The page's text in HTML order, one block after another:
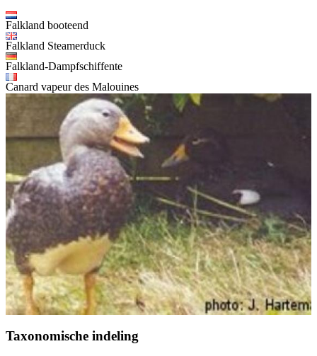
Falkland booteend
Falkland Steamerduck
Falkland-Dampfschiffente
Canard vapeur des Malouines
Taxonomische indeling